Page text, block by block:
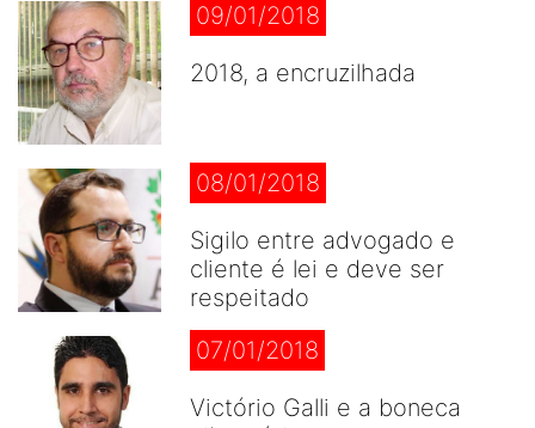
09/01/2018
2018, a encruzilhada
08/01/2018
Sigilo entre advogado e
cliente é lei e deve ser
respeitado
07/01/2018
Victório Galli e a boneca